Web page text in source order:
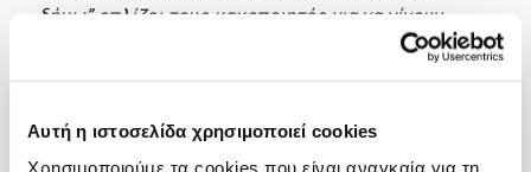
Αυτή η ιστοσελίδα χρησιμοποιεί cookies
Χρησιμοποιούμε τα cookies που είναι αναγκαία για τη
δήμω” οπλίζει τους κακοποιητές για να γίνουν
μαρτυρίες γυναικών φέρνουν στην επιφάνεια τι
συμβαίνει στην άλλη μεριά του τοίχου».